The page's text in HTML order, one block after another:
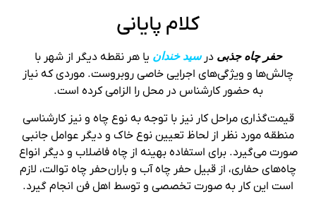
کلام پایانی
حفر چاه جذبی درسید خندان یا هر نقطه دیگر از شهر با
چالش‌ها و ویژگی‌های اجرایی خاصی روبروست. موردی که نیاز
به حضور کارشناس در محل را الزامی کرده است.
قیمت‌گذاری مراحل کار نیز با توجه به نوع چاه و نیز کارشناسی
منطقه مورد نظر از لحاظ تعیین نوع خاک و دیگر عوامل جانبی
صورت می‌گیرد. برای استفاده بهینه از چاه فاضلاب و دیگر انواع
چاه‌های حفاری، از قبیل حفر چاه آب و باران حفر چاه توالت، لازم
است این کار به ‌صورت تخصصی و توسط اهل فن انجام گیرد.